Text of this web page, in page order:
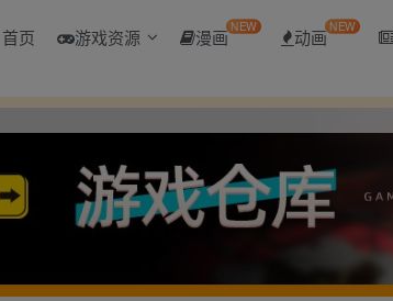
首页 游戏资源 漫画NEW 动画 NEW